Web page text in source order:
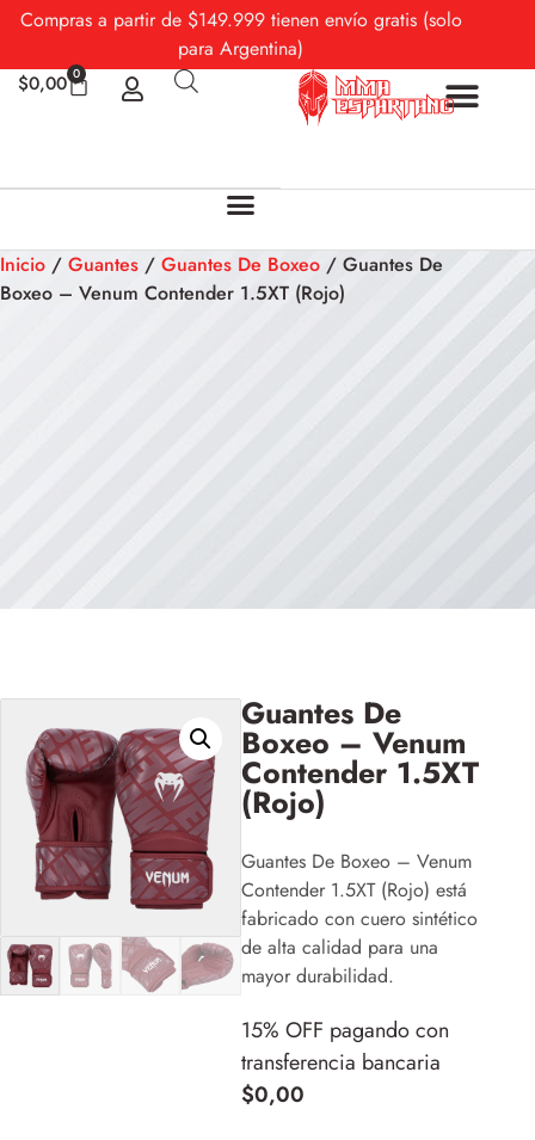
Compras a partir de $149.999 tienen envío gratis (solo
para Argentina)
$0,00 0
Inicio / Guantes / Guantes De Boxeo / Guantes De
Boxeo – Venum Contender 1.5XT (Rojo)
Guantes De
Boxeo – Venum
Contender 1.5XT
(Rojo)
Guantes De Boxeo – Venum
Contender 1.5XT (Rojo) está
fabricado con cuero sintético
de alta calidad para una
mayor durabilidad.
15% OFF pagando con
transferencia bancaria
$0,00